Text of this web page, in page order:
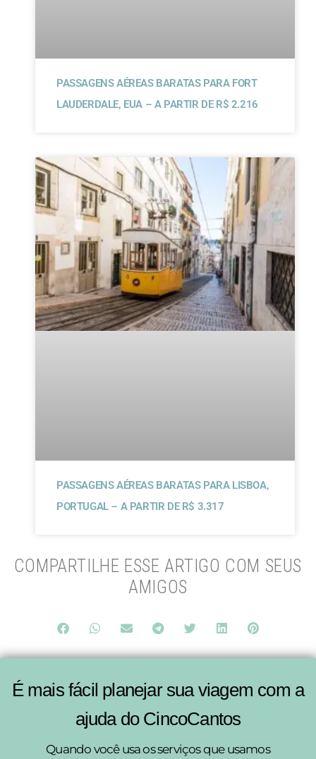
PASSAGENS AÉREAS BARATAS PARA FORT
LAUDERDALE, EUA – A PARTIR DE R$ 2.216
PASSAGENS AÉREAS BARATAS PARA LISBOA,
PORTUGAL – A PARTIR DE R$ 3.317
COMPARTILHE ESSE ARTIGO COM SEUS
AMIGOS
É mais fácil planejar sua viagem com a
ajuda do CincoCantos
Quando você usa os serviços que usamos